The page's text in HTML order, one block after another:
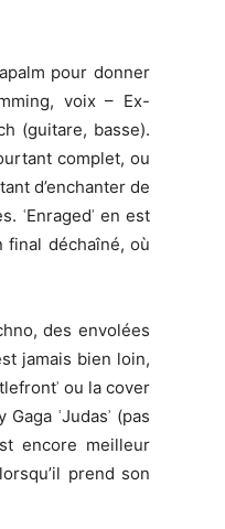
pour donner
voix – Ex-
(guitare, basse).
complet, ou
d’enchanter de
ʿEnragedʾ en est
final déchaîné, où
des envolées
jamais bien loin,
ou la cover
ʿJudasʾ (pas
encore meilleur
prend son